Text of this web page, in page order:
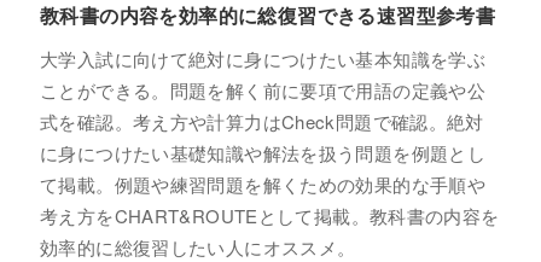
教科書の内容を効率的に総復習できる速習型参考書
大学入試に向けて絶対に身につけたい基本知識を学ぶ
ことができる。問題を解く前に要項で用語の定義や公
式を確認。考え方や計算力はCheck問題で確認。絶対
に身につけたい基礎知識や解法を扱う問題を例題とし
て掲載。例題や練習問題を解くための効果的な手順や
考え方をCHART&ROUTEとして掲載。教科書の内容を
効率的に総復習したい人にオススメ。